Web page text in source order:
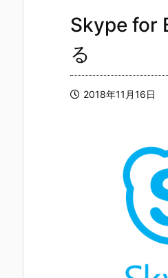
Skype for
る
2018年11月16日